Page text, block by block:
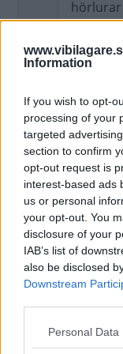
Information
If you wish to opt-
processing of your
targeted
section to confirm
opt-out request is
interest-based ads
us or personal
your opt-out. You
disclosure of your
IAB’s list of
also be disclosed
Downstream
Please note that
Personal
hörlurar
https://
Vilken
bara
bullriga
som en
Bra tips är
på som
varianter
På